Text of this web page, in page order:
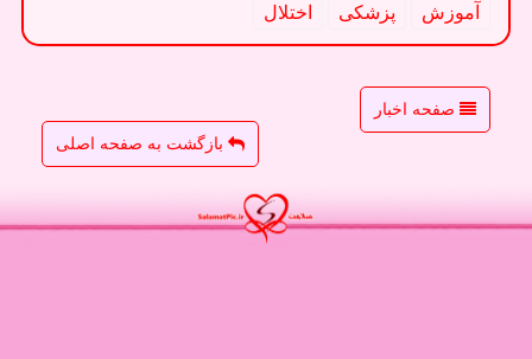
آموزش
پزشكی اختلال
صفحه اخبار
بازگشت به صفحه اصلی